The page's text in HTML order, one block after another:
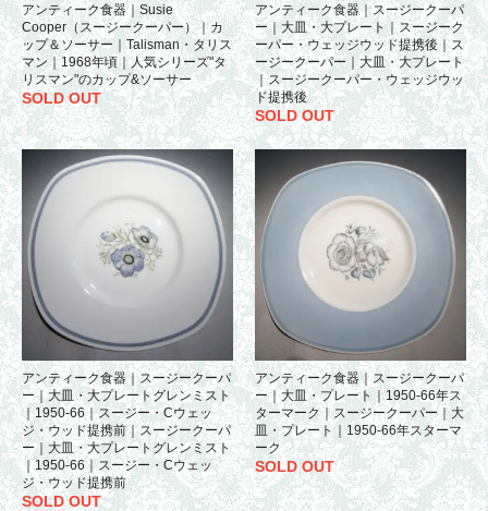
アンティーク食器｜Susie
Cooper（スージークーパー）｜カ
ップ＆ソーサー｜Talisman・タリス
マン｜1968年頃｜人気シリーズ"タ
リスマン"のカップ&ソーサー
SOLD OUT
アンティーク食器｜スージークーパ
ー｜大皿・大プレート｜スージーク
ーパー・ウェッジウッド提携後｜ス
ージークーパー｜大皿・大プレート
｜スージークーパー・ウェッジウッ
ド提携後
SOLD OUT
アンティーク食器｜スージークーパ
ー｜大皿・大プレートグレンミスト
｜1950-66｜スージー・Cウェッ
ジ・ウッド提携前｜スージークーパ
ー｜大皿・大プレートグレンミスト
｜1950-66｜スージー・Cウェッ
ジ・ウッド提携前
SOLD OUT
アンティーク食器｜スージークーパ
ー｜大皿・プレート｜1950-66年ス
ターマーク｜スージークーパー｜大
皿・プレート｜1950-66年スターマ
ーク
SOLD OUT